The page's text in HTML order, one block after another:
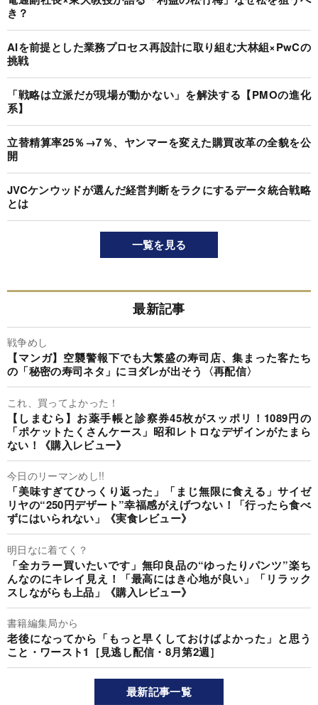
き？
AIを前提とした業務プロセス再設計に取り組む大林組×PwCの
挑戦
「戦略は立派だが現場が動かない」を解決する【PMOの進化
系】
立替精算率25％→7％、ヤンマーを変えた購買改革の全貌を公
開
JVCケンウッドが選んだ経営判断をラクにするデータ統合戦略
とは
一覧を見る
最新記事
戦争めし
【マンガ】空襲警報下でも大繁盛の寿司店、集まった客たち
の「秘密の寿司ネタ」にヨダレが出そう〈再配信〉
これ、買ってよかった！
【しまむら】お薬手帳と診察券45枚がスッポリ！1089円の
「ポケットたくさんケース」昭和レトロなデザインがたまら
ない！《購入レビュー》
今日のリーマンめし!!
「美味すぎてひっくり返った」「まじ無限に食える」サイゼ
リヤの“250円デザート”幸福感がえげつない！「行ったら食べ
ずにはいられない」《実食レビュー》
明日なに着てく？
「全カラー買いたいです」無印良品の“ゆったりパンツ”楽ち
んなのにキレイ見え！「最高にはき心地が良い」「リラック
スしながらも上品」《購入レビュー》
書籍編集局から
老後になってから「もっと早くしておけばよかった」と思う
こと・ワースト1［見逃し配信・8月第2週］
最新記事一覧